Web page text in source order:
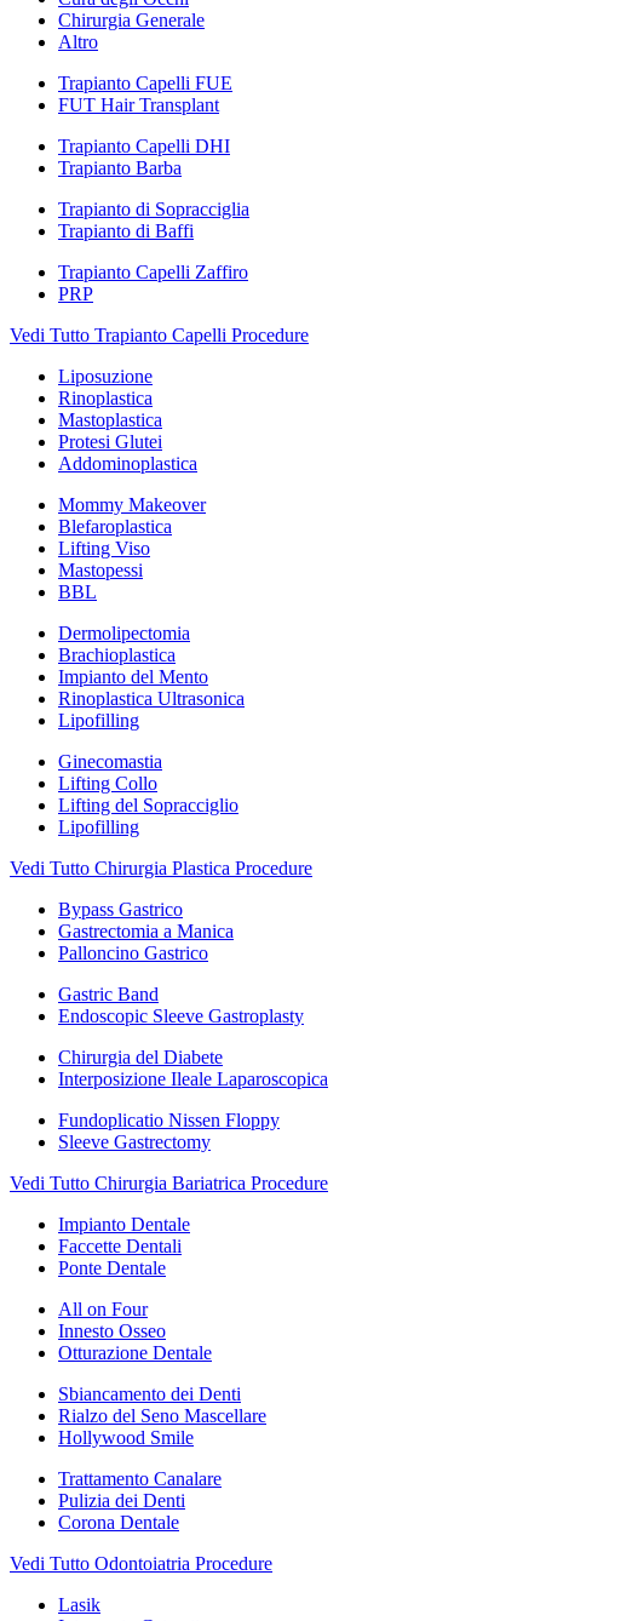
Chirurgia Generale
Altro
Trapianto Capelli FUE
FUT Hair Transplant
Trapianto Capelli DHI
Trapianto Barba
Trapianto di Sopracciglia
Trapianto di Baffi
Trapianto Capelli Zaffiro
PRP
Vedi Tutto Trapianto Capelli Procedure
Liposuzione
Rinoplastica
Mastoplastica
Protesi Glutei
Addominoplastica
Mommy Makeover
Blefaroplastica
Lifting Viso
Mastopessi
BBL
Dermolipectomia
Brachioplastica
Impianto del Mento
Rinoplastica Ultrasonica
Lipofilling
Ginecomastia
Lifting Collo
Lifting del Sopracciglio
Lipofilling
Vedi Tutto Chirurgia Plastica Procedure
Bypass Gastrico
Gastrectomia a Manica
Palloncino Gastrico
Gastric Band
Endoscopic Sleeve Gastroplasty
Chirurgia del Diabete
Interposizione Ileale Laparoscopica
Fundoplicatio Nissen Floppy
Sleeve Gastrectomy
Vedi Tutto Chirurgia Bariatrica Procedure
Impianto Dentale
Faccette Dentali
Ponte Dentale
All on Four
Innesto Osseo
Otturazione Dentale
Sbiancamento dei Denti
Rialzo del Seno Mascellare
Hollywood Smile
Trattamento Canalare
Pulizia dei Denti
Corona Dentale
Vedi Tutto Odontoiatria Procedure
Lasik